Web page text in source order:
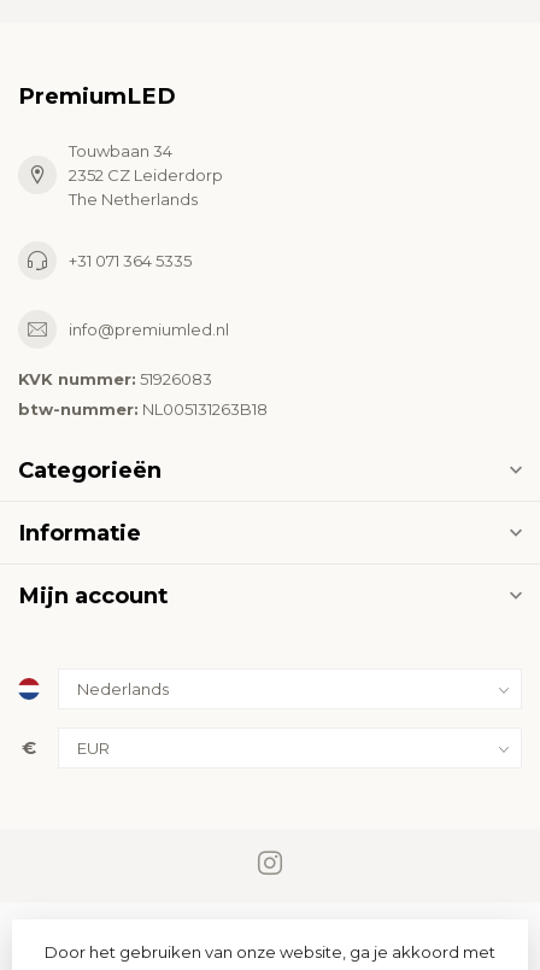
PremiumLED
Touwbaan 34
2352 CZ Leiderdorp
The Netherlands
+31 071 364 5335
info@premiumled.nl
KVK nummer: 51926083
btw-nummer: NL005131263B18
Categorieën
Informatie
Mijn account
€
Door het gebruiken van onze website, ga je akkoord met